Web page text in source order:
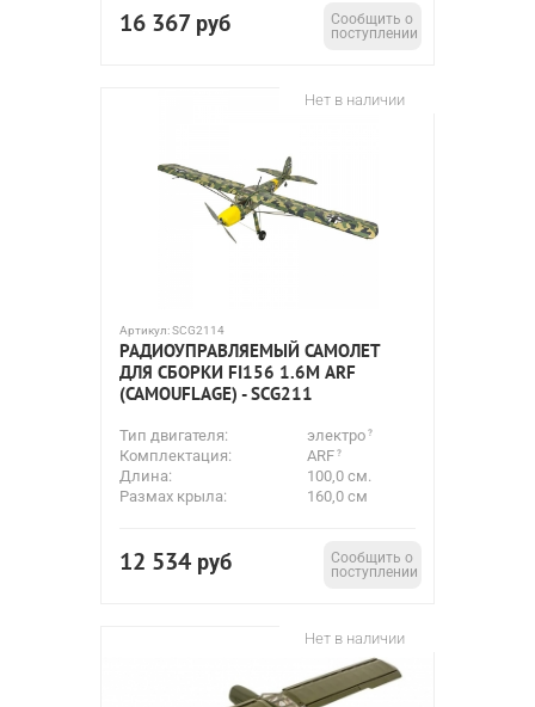
16 367 руб
Сообщить о
поступлении
Нет в наличии
Артикул:SCG2114
РАДИОУПРАВЛЯЕМЫЙ САМОЛЕТ
ДЛЯ СБОРКИ FI156 1.6М ARF
(CAMOUFLAGE) - SCG211
Тип двигателя:
электро
Комплектация:
ARF
Длина:
100,0 см.
Размах крыла:
160,0 см
12 534 руб
Сообщить о
поступлении
Нет в наличии